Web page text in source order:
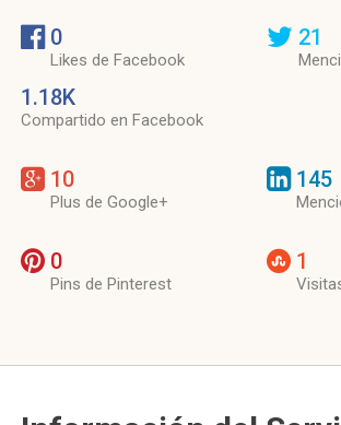
0
Likes de Facebook
1.18K
Compartido en Facebook
21
10
Plus de Google+
145
0
Pins de Pinterest
1